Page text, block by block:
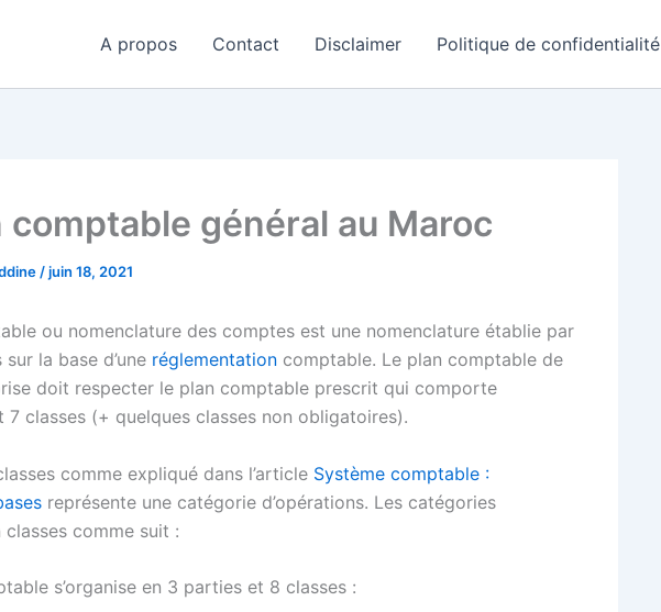
A propos Contact Disclaimer Politique de confidentialité
comptable général au Maroc
/juin 18, 2021
ou nomenclature des comptes est une nomenclature établie par
la base d’une réglementation comptable. Le plan comptable de
doit respecter le plan comptable prescrit qui comporte
7 classes (+ quelques classes non obligatoires).
comme expliqué dans l’article Système comptable :
représente une catégorie d’opérations. Les catégories
classes comme suit :
s’organise en 3 parties et 8 classes :